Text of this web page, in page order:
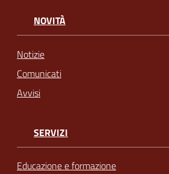
NOVITÀ
Notizie
Comunicati
Avvisi
SERVIZI
Educazione e formazione